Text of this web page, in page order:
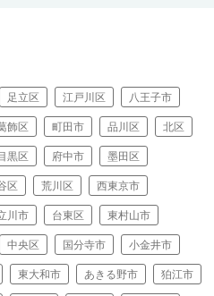
足立区 江戸川区 八王子市
飾区 町田市 品川区 北区
黒区 府中市 墨田区
区 荒川区 西東京市
川市 台東区 東村山市
中央区 国分寺市 小金井市
東大和市 あきる野市 狛江市